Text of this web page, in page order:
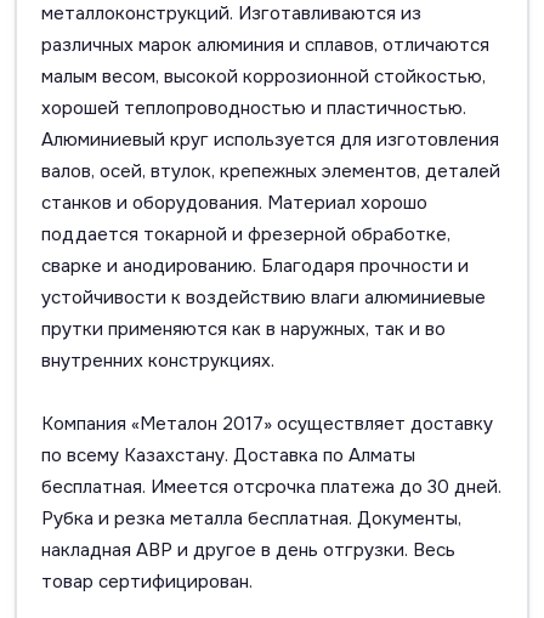
металлоконструкций. Изготавливаются из
различных марок алюминия и сплавов, отличаются
малым весом, высокой коррозионной стойкостью,
хорошей теплопроводностью и пластичностью.
Алюминиевый круг используется для изготовления
валов, осей, втулок, крепежных элементов, деталей
станков и оборудования. Материал хорошо
поддается токарной и фрезерной обработке,
сварке и анодированию. Благодаря прочности и
устойчивости к воздействию влаги алюминиевые
прутки применяются как в наружных, так и во
внутренних конструкциях.
Компания «Металон 2017» осуществляет доставку
по всему Казахстану. Доставка по Алматы
бесплатная. Имеется отсрочка платежа до 30 дней.
Рубка и резка металла бесплатная. Документы,
накладная АВР и другое в день отгрузки. Весь
товар сертифицирован.